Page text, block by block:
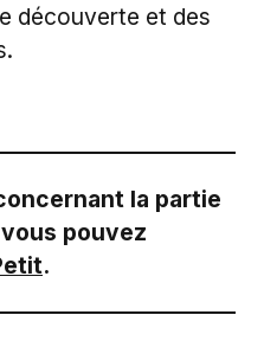
la partie
pouvez
.
découverte et des